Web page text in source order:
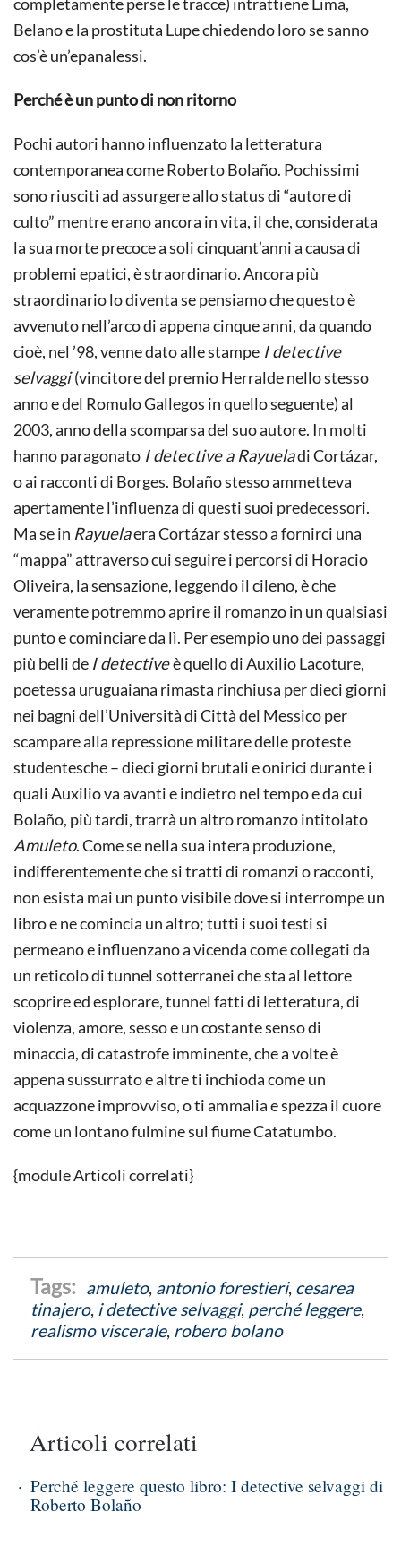
Belano e la prostituta Lupe chiedendo loro se sanno
cos’è un’epanalessi.
Perché è un punto di non ritorno
Pochi autori hanno influenzato la letteratura
contemporanea come Roberto Bolaño. Pochissimi
sono riusciti ad assurgere allo status di “autore di
culto” mentre erano ancora in vita, il che, considerata
la sua morte precoce a soli cinquant’anni a causa di
problemi epatici, è straordinario. Ancora più
straordinario lo diventa se pensiamo che questo è
avvenuto nell’arco di appena cinque anni, da quando
cioè, nel ’98, venne dato alle stampe I detective
selvaggi(vincitore del premio Herralde nello stesso
anno e del Romulo Gallegos in quello seguente) al
2003, anno della scomparsa del suo autore. In molti
hanno paragonato I detective a Rayueladi Cortázar,
o ai racconti di Borges. Bolaño stesso ammetteva
apertamente l’influenza di questi suoi predecessori.
Ma se in Rayuelaera Cortázar stesso a fornirci una
“mappa” attraverso cui seguire i percorsi di Horacio
Oliveira, la sensazione, leggendo il cileno, è che
veramente potremmo aprire il romanzo in un qualsiasi
punto e cominciare da lì. Per esempio uno dei passaggi
più belli de I detectiveè quello di Auxilio Lacoture,
poetessa uruguaiana rimasta rinchiusa per dieci giorni
nei bagni dell’Università di Città del Messico per
scampare alla repressione militare delle proteste
studentesche – dieci giorni brutali e onirici durante i
quali Auxilio va avanti e indietro nel tempo e da cui
Bolaño, più tardi, trarrà un altro romanzo intitolato
Amuleto. Come se nella sua intera produzione,
indifferentemente che si tratti di romanzi o racconti,
non esista mai un punto visibile dove si interrompe un
libro e ne comincia un altro; tutti i suoi testi si
permeano e influenzano a vicenda come collegati da
un reticolo di tunnel sotterranei che sta al lettore
scoprire ed esplorare, tunnel fatti di letteratura, di
violenza, amore, sesso e un costante senso di
minaccia, di catastrofe imminente, che a volte è
appena sussurrato e altre ti inchioda come un
acquazzone improvviso, o ti ammalia e spezza il cuore
come un lontano fulmine sul fiume Catatumbo.
{module Articoli correlati}
amuleto, antonio forestieri, cesarea
tinajero, i detective selvaggi, perché leggere,
realismo viscerale, robero bolano
Articoli correlati
Perché leggere questo libro: I detective selvaggi di
Roberto Bolaño